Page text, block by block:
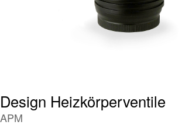
Design Heizkörperventile
APM